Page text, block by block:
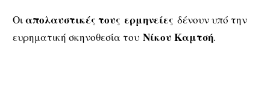
Οιαπολαυστικές τους ερμηνείες δένουν υπό την
ευρηματική σκηνοθεσία του Νίκου Καμτσή.